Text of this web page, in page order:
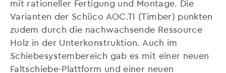
mit rationeller Fertigung und Montage. Die
Varianten der Schüco AOC.TI (Timber) punkten
zudem durch die nachwachsende Ressource
Holz in der Unterkonstruktion. Auch im
Schiebesystembereich gab es mit einer neuen
Faltschiebe-Plattform und einer neuen